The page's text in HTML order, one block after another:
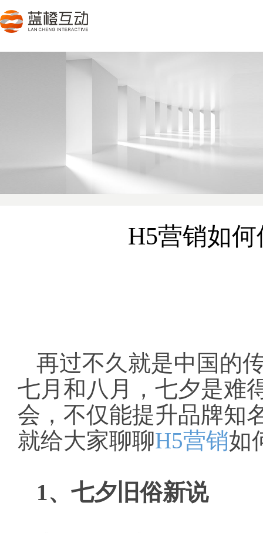
H5营销如
再过不久就是中国的
七月和八月，七夕是难
会，不仅能提升品牌知
就给大家聊聊H5营销如
1、七夕旧俗新说